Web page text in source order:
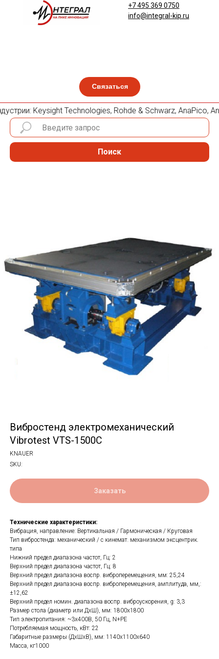
Связаться
+7 495 369 0750
info@integral-kip.ru
Keysight Technologies, Rohde & Schwarz, AnaPico,
Поиск
Вибростенд электромеханический
Vibrotest VTS-1500C
KNAUER
SKU:
Заказать
Технические характеристики:
Вибрация, направление: Вертикальная / Гармоническая / Круговая
Тип вибростенда: механический / с кинемат. механизмом эксцентрик.
типа
Нижний предел диапазона частот, Гц: 2
Верхний предел диапазона частот, Гц: 8
Верхний предел диапазона воспр. виброперемещения, мм: 25,24
Верхний предел диапазона воспр. виброперемещения, амплитуда, мм,:
±12,62
Верхний предел номин. диапазона воспр. виброускорения, g: 3,3
Размер стола (диаметр или ДхШ), мм: 1800x1800
Тип электропитания: ~3х400В, 50 Гц, N+PE
Потребляемая мощность, кВт: 22
Габаритные размеры (ДхШхВ), мм: 1140x1100x640
Масса, кг1000